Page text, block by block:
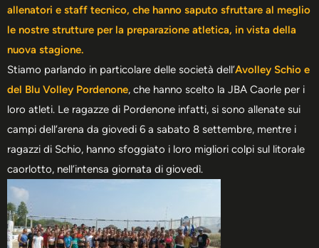
allenatori e staff tecnico, che hanno saputo sfruttare al meglio
le nostre strutture per la preparazione atletica, in vista della
nuova stagione.
Stiamo parlando in particolare delle società dell’Avolley Schio e
del Blu Volley Pordenone, che hanno scelto la JBA Caorle per i
loro atleti. Le ragazze di Pordenone infatti, si sono allenate sui
campi dell’arena da giovedi 6 a sabato 8 settembre, mentre i
ragazzi di Schio, hanno sfoggiato i loro migliori colpi sul litorale
caorlotto, nell’intensa giornata di giovedì.